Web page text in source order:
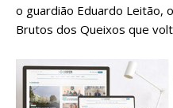
o guardião Eduardo Leitão,
Brutos dos Queixos que